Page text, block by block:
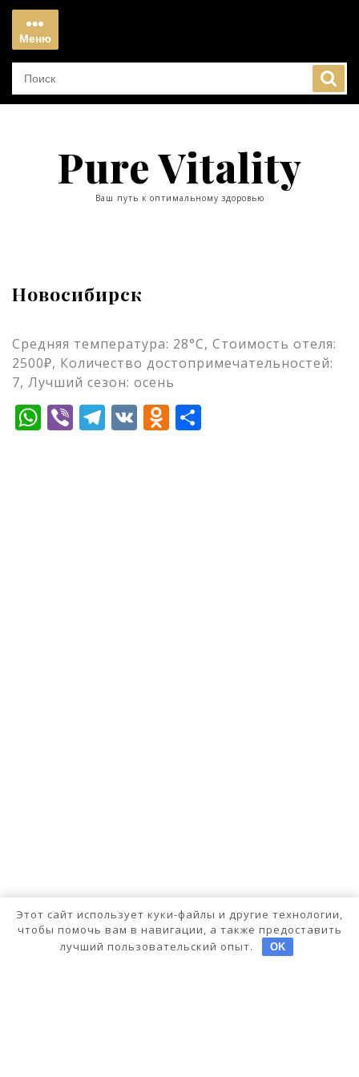
Перейти
содержимому
Меню
Меню
Pure Vitality
Ваш путь к оптимальному здоровью
Новосибирск
Средняя температура: 28°C, Стоимость отеля:
2500₽, Количество достопримечательностей:
7, Лучший сезон: осень
WhatsApp
ViberTelegram
VKOdnoklassniki
Этот сайт использует куки-файлы и другие технологии,
чтобы помочь вам в навигации, а также предоставить
лучший пользовательский опыт.
OK